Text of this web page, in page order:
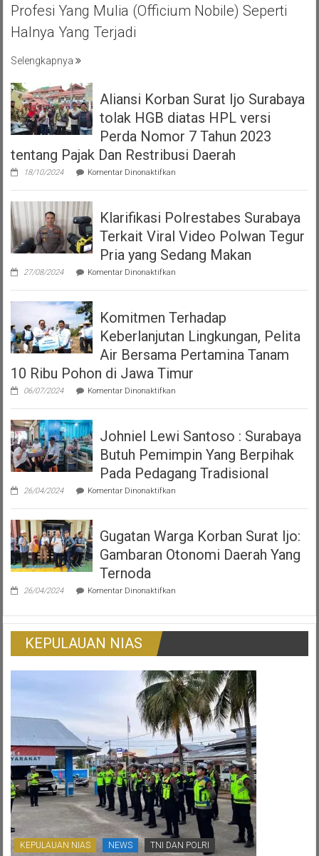
DAN
Profesi Yang Mulia (officium Nobile) Seperti
Halnya Yang Terjadi
Selengkapnya
Aliansi Korban Surat Ijo Surabaya
tolak HGB diatas HPL versi
Perda Nomor 7 Tahun 2023
tentang Pajak Dan Restribusi Daerah
18/10/2024 Komentar Dinonaktifkan
Korban
Ijo
tolak
HGB
diatas
7
Tahun
2023
tentang
Dan
Klarifikasi Polrestabes Surabaya
Terkait Viral Video Polwan Tegur
Pria yang Sedang Makan
27/08/2024 Komentar Dinonaktifkan
Polrestabes
Terkait
Video
Polwan
Tegur
Pria
Komitmen Terhadap
Keberlanjutan Lingkungan, Pelita
Air Bersama Pertamina Tanam
10 Ribu Pohon di Jawa Timur
06/07/2024 Komentar Dinonaktifkan
Terhadap
Lingkungan,
Air
Bersama
Pertamina
di
Timur
Johniel Lewi Santoso : Surabaya
Butuh Pemimpin Yang Berpihak
Pada Pedagang Tradisional
26/04/2024 Komentar Dinonaktifkan
Lewi
:
Surabaya
Butuh
Tradisional
Gugatan Warga Korban Surat Ijo:
Gambaran Otonomi Daerah Yang
Ternoda
26/04/2024 Komentar Dinonaktifkan
Korban
Surat
Gambaran
Daerah
Yang
Ternoda
KEPULAUAN NIAS
KEPULAUAN NIAS NEWS TNI DAN POLRI